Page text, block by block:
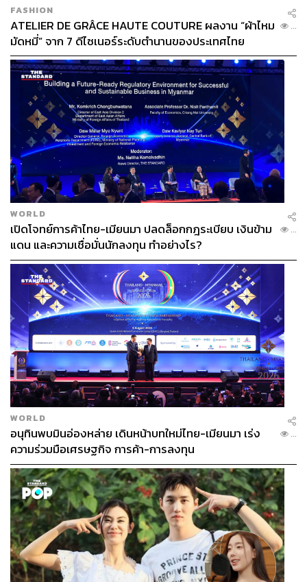
TAGS: เติร์ท-ธนาภพ อยู่วิจิตร
Wonderfruit Festival
Scratch Talks with SC ASSET
โฉมชฎา กุลดิลก
สตีฟ กลาสเตอร์
ชาคริต จันทร์รุ่งสกุล
โตมร ศุขปรีชา
ประณิธาน พรประภา
Wonderfruit
SC Asset
In partnership
87
THE STANDARD TEAM
กองบรรณาธิการ THE STANDARD
FASHION
ATELIER DE GRÂCE HAUTE COUTURE ผลงาน “ผ้าไหม
มัดหมี่” จาก 7 ดีไซเนอร์ระดับตำนานของประเทศไทย
...
WORLD
เปิดโจทย์การค้าไทย-เมียนมา ปลดล็อกกฎระเบียบ เงินข้าม
แดน และความเชื่อมั่นนักลงทุน ทำอย่างไร?
...
WORLD
อนุทินพบมินอ่องหล่าย เดินหน้าบทใหม่ไทย-เมียนมา เร่ง
ความร่วมมือเศรษฐกิจ การค้า-การลงทุน
...